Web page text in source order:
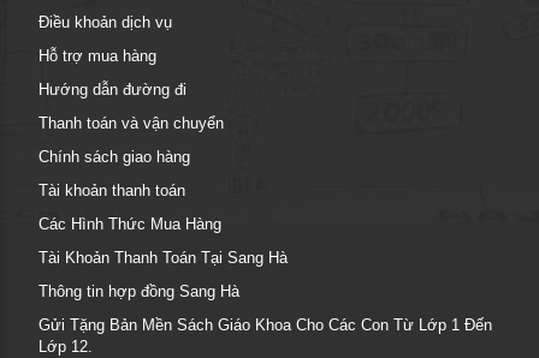
Điều khoản dịch vụ
Hỗ trợ mua hàng
Hướng dẫn đường đi
Thanh toán và vận chuyển
Chính sách giao hàng
Tài khoản thanh toán
Các Hình Thức Mua Hàng
Tài Khoản Thanh Toán Tại Sang Hà
Thông tin hợp đồng Sang Hà
Gửi Tặng Bản Mền Sách Giáo Khoa Cho Các Con Từ Lớp 1 Đến
Lớp 12.